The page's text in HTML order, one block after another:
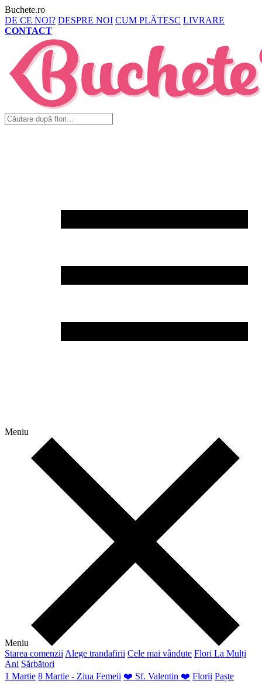
Buchete.ro
DE CE NOI? DESPRE NOI CUM PLĂTESC LIVRARE
CONTACT
Meniu
Meniu
Starea comenzii Alege trandafirii Cele mai vândute Flori La Mulți
Ani Sărbători
1 Martie 8 Martie - Ziua Femeii ❤️ Sf. Valentin ❤️ Florii Paște